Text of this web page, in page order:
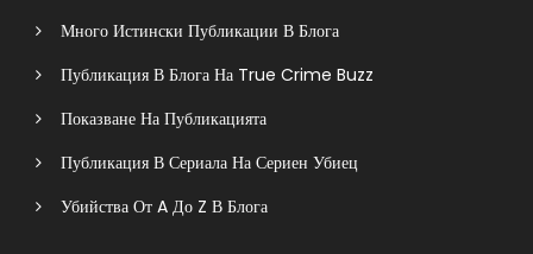
Много Истински Публикации В Блога
Публикация В Блога На True Crime Buzz
Показване На Публикацията
Публикация В Сериала На Сериен Убиец
Убийства От A До Z В Блога